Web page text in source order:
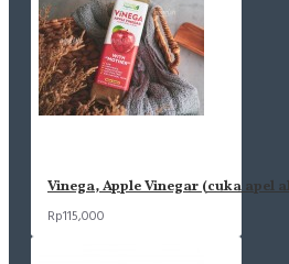
Vinega, Apple Vinegar (cuka apel
Rp115,000